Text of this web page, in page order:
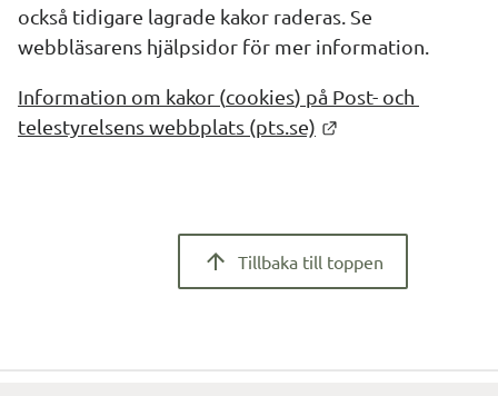
också tidigare lagrade kakor raderas. Se
webbläsarens hjälpsidor för mer information.
Information om kakor (cookies) på Post- och
telestyrelsens webbplats (pts.se)
Tillbaka till toppen